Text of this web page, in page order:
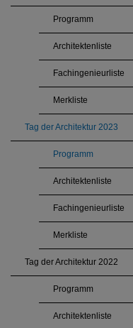
Programm
Architektenliste
Fachingenieurliste
Merkliste
Tag der Architektur 2023
Programm
Architektenliste
Fachingenieurliste
Merkliste
Tag der Architektur 2022
Programm
Architektenliste